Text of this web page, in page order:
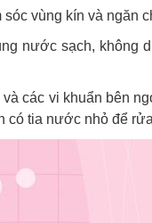
vùng kín và ngăn
nước sạch, không
các vi khuẩn bên
tia nước nhỏ để